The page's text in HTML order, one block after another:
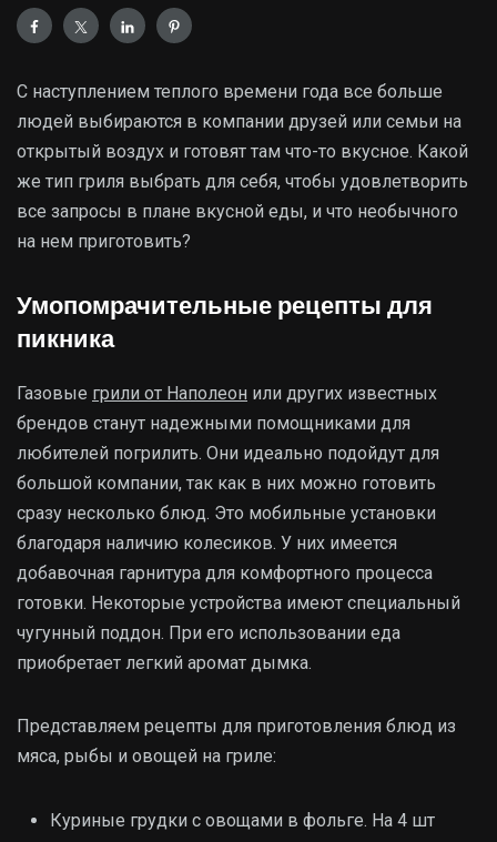
С наступлением теплого времени года все больше
людей выбираются в компании друзей или семьи на
открытый воздух и готовят там что-то вкусное. Какой
же тип гриля выбрать для себя, чтобы удовлетворить
все запросы в плане вкусной еды, и что необычного
на нем приготовить?
Умопомрачительные рецепты для
пикника
Газовые грили от Наполеон или других известных
брендов станут надежными помощниками для
любителей погрилить. Они идеально подойдут для
большой компании, так как в них можно готовить
сразу несколько блюд. Это мобильные установки
благодаря наличию колесиков. У них имеется
добавочная гарнитура для комфортного процесса
готовки. Некоторые устройства имеют специальный
чугунный поддон. При его использовании еда
приобретает легкий аромат дымка.
Представляем рецепты для приготовления блюд из
мяса, рыбы и овощей на гриле:
Куриные грудки с овощами в фольге. На 4 шт